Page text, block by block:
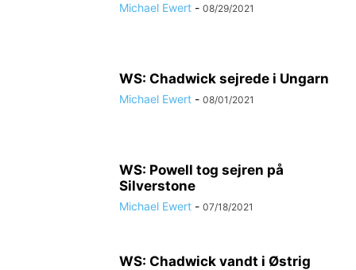
Michael Ewert - 08/29/2021
WS: Chadwick sejrede i Ungarn
Michael Ewert - 08/01/2021
WS: Powell tog sejren på
Silverstone
Michael Ewert - 07/18/2021
WS: Chadwick vandt i Østrig